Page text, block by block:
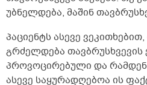
უბნელდება, მაშინ
პაციენტს ასევე
გრძელდება თავბრუსხვევის
პროვოცირებული და
ასევე საყურადღებოა ის